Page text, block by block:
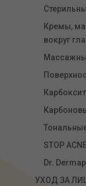
Кремы,
вокруг
STOP
Dr.
УХОД ЗА